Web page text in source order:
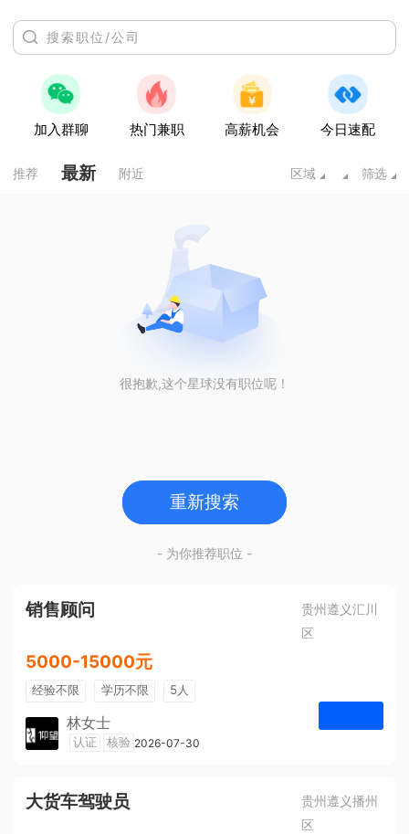
加入群聊 热门兼职 高薪机会 今日速配
推荐 最新 附近 区域 筛选
很抱歉,这个星球没有职位呢！
重新搜索
- 为你推荐职位 -
销售顾问
贵州遵义汇川
区
5000-15000元
经验不限 学历不限 5人
林女士
遵义仰望体验空间
认证 核验 2026-07-30
大货车驾驶员
贵州遵义播州
区